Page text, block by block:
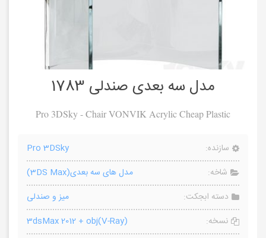
مدل سه بعدی صندلی 1783
Pro 3DSky - Chair VONVIK Acrylic Cheap Plastic
سازنده:
Pro 3DSky
شاخه:
مدل های سه بعدی(3DS Max)
دسته ابجکت:
میز و صندلی
نسخه:
3dsMax 2012 + obj(V-Ray)